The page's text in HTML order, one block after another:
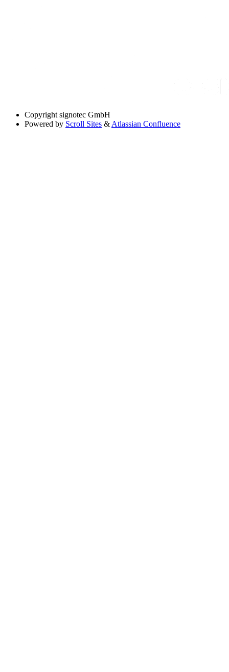
Copyright signotec GmbH
Powered by Scroll Sites & Atlassian Confluence